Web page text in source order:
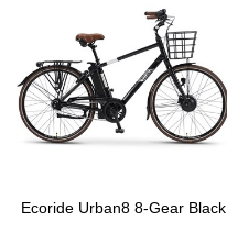
Ecoride Urban8 8-Gear Black